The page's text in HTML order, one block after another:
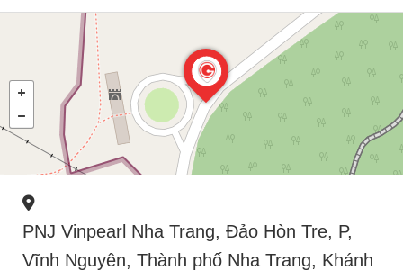
PNJ Vinpearl Nha Trang, Đảo Hòn Tre, P,
Vĩnh Nguyên, Thành phố Nha Trang, Khánh